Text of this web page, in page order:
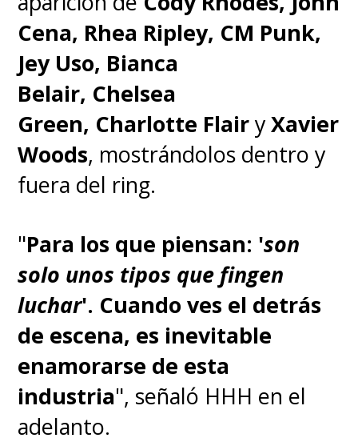
Cena, Rhea Ripley, CM Punk,
Jey Uso, Bianca
Belair, Chelsea
Green, Charlotte FlairyXavier
Woods, mostrándolos dentro y
fuera del ring.
"Para los que piensan: 'son
solo unos tipos que fingen
luchar'. Cuando ves el detrás
de escena, es inevitable
enamorarse de esta
industria", señaló HHH en el
adelanto.